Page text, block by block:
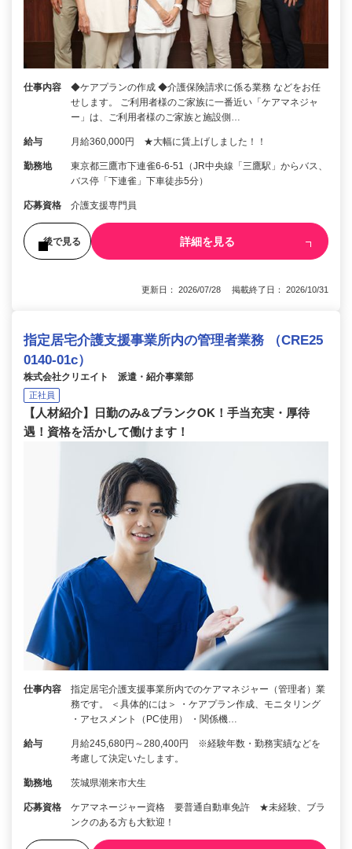
仕事内容
◆ケアプランの作成 ◆介護保険請求に係る業務 などをお任
せします。 ご利用者様のご家族に一番近い「ケアマネジャ
ー」は、ご利用者様のご家族と施設側…
給与 月給360,000円 ★大幅に賃上げしました！！
勤務地
東京都三鷹市下連雀6‐6‐51（JR中央線「三鷹駅」からバス、
バス停「下連雀」下車徒歩5分）
応募資格 介護支援専門員
後で見る 詳細を見る
更新日： 2026/07/28 掲載終了日： 2026/10/31
指定居宅介護支援事業所内の管理者業務 （CRE25
0140-01c）
株式会社クリエイト 派遣・紹介事業部
正社員
【人材紹介】日勤のみ&ブランクOK！手当充実・厚待
遇！資格を活かして働けます！
仕事内容
指定居宅介護支援事業所内でのケアマネジャー（管理者）業
務です。 ＜具体的には＞ ・ケアプラン作成、モニタリング
・アセスメント（PC使用） ・関係機…
給与
月給245,680円～280,400円 ※経験年数・勤務実績などを
考慮して決定いたします。
勤務地 茨城県潮来市大生
応募資格
ケアマネージャー資格 要普通自動車免許 ★未経験、ブラ
ンクのある方も大歓迎！